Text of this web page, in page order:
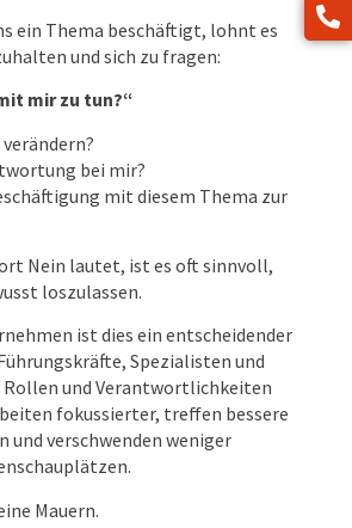
ein Thema beschäftigt, lohnt es
und sich zu fragen:
mir zu tun?“
bei mir?
mit diesem Thema zur
Nein lautet, ist es oft sinnvoll,
loszulassen.
ist dies ein entscheidender
Spezialisten und
Rollen und Verantwortlichkeiten
fokussierter, treffen bessere
und verschwenden weniger
Mauern.